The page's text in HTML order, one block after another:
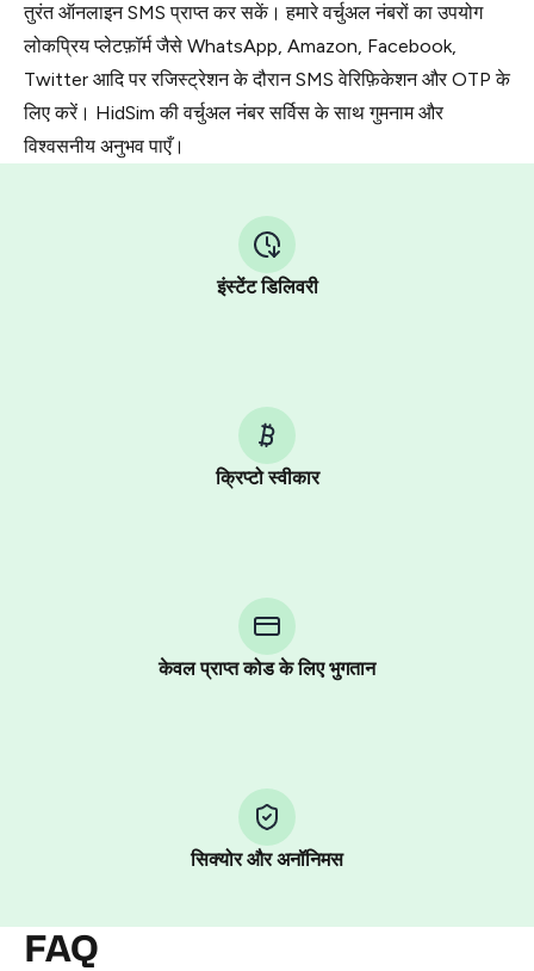
तुरंत ऑनलाइन SMS प्राप्त कर सकें। हमारे वर्चुअल नंबरों का उपयोग
लोकप्रिय प्लेटफ़ॉर्म जैसे WhatsApp, Amazon, Facebook,
Twitter आदि पर रजिस्ट्रेशन के दौरान SMS वेरिफ़िकेशन और OTP के
लिए करें। HidSim की वर्चुअल नंबर सर्विस के साथ गुमनाम और
विश्वसनीय अनुभव पाएँ।
इंस्टेंट डिलिवरी
क्रिप्टो स्वीकार
केवल प्राप्त कोड के लिए भुगतान
सिक्योर और अनॉनिमस
FAQ
Telegram using your card (or Google Pay, Apple Pay, or
other supported methods).
You use those Stars to pay our bot and complete the
Pay with Telegram Stars